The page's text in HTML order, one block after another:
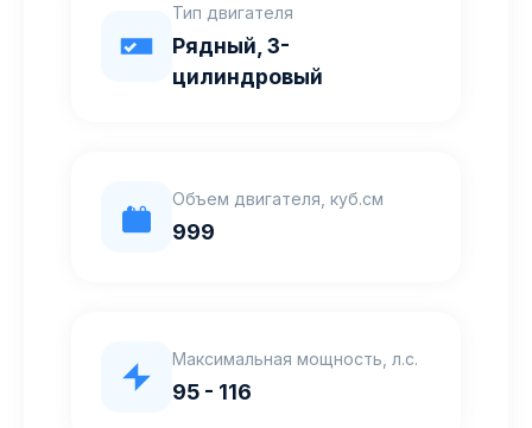
Тип двигателя
Рядный, 3-
цилиндровый
Объем двигателя, куб.см
999
Максимальная мощность, л.с.
95 - 116